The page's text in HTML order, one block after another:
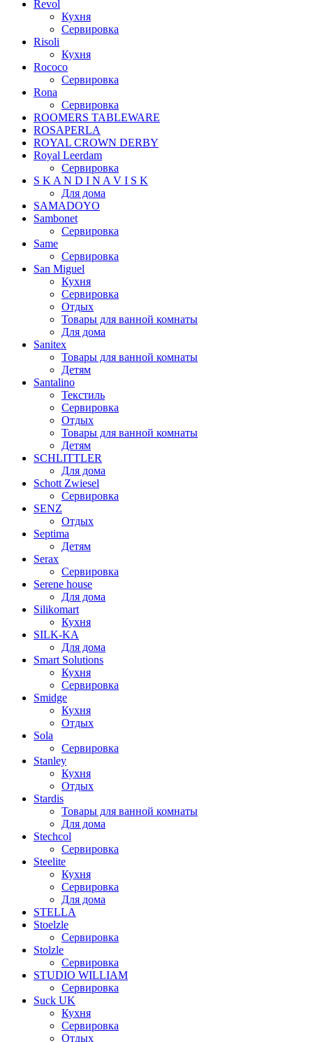
Revol
Кухня
Сервировка
Risoli
Кухня
Rococo
Сервировка
Rona
Сервировка
ROOMERS TABLEWARE
ROSAPERLA
ROYAL CROWN DERBY
Royal Leerdam
Сервировка
S K A N D I N A V I S K
Для дома
SAMADOYO
Sambonet
Сервировка
Same
Сервировка
San Miguel
Кухня
Сервировка
Отдых
Товары для ванной комнаты
Для дома
Sanitex
Товары для ванной комнаты
Детям
Santalino
Текстиль
Сервировка
Отдых
Товары для ванной комнаты
Детям
SCHLITTLER
Для дома
Schott Zwiesel
Сервировка
SENZ
Отдых
Septima
Детям
Serax
Сервировка
Serene house
Для дома
Silikomart
Кухня
SILK-KA
Для дома
Smart Solutions
Кухня
Сервировка
Smidge
Кухня
Отдых
Sola
Сервировка
Stanley
Кухня
Отдых
Stardis
Товары для ванной комнаты
Для дома
Stechcol
Сервировка
Steelite
Кухня
Сервировка
Для дома
STELLA
Stoelzle
Сервировка
Stolzle
Сервировка
STUDIO WILLIAM
Сервировка
Suck UK
Кухня
Сервировка
Отдых